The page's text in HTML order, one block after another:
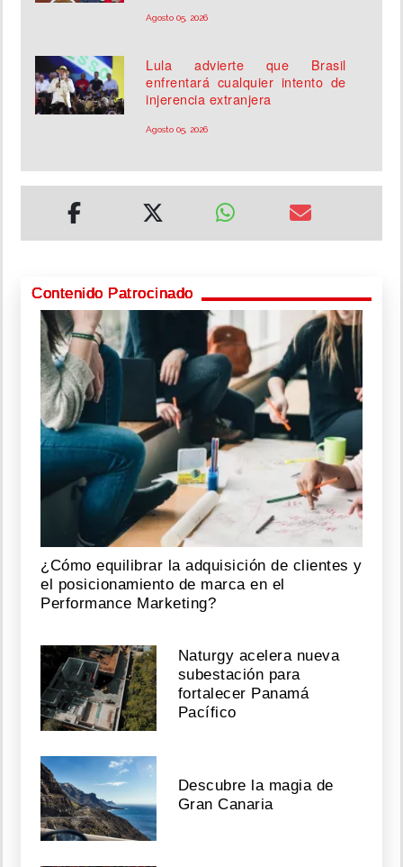
Agosto 05, 2026
Lula advierte que Brasil
enfrentará cualquier intento de
injerencia extranjera
Agosto 05, 2026
Contenido Patrocinado
¿Cómo equilibrar la adquisición de clientes y
el posicionamiento de marca en el
Performance Marketing?
Naturgy acelera nueva
subestación para
fortalecer Panamá
Pacífico
Descubre la magia de
Gran Canaria